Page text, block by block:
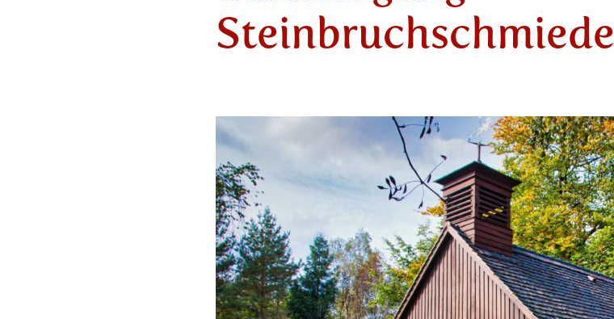
Steinbruchschmiede